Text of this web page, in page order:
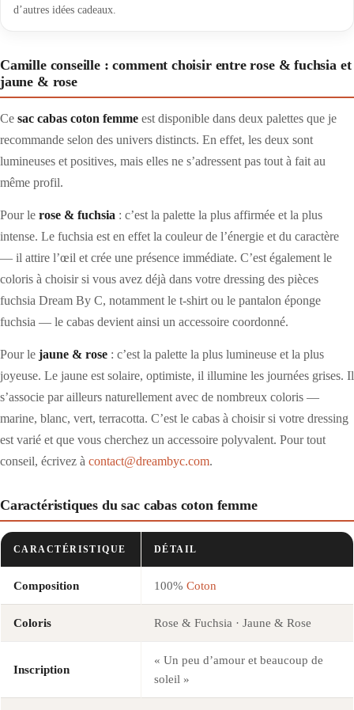
d’autres idées cadeaux.
Camille conseille : comment choisir entre rose & fuchsia et
jaune & rose
Ce sac cabas coton femme est disponible dans deux palettes que je
recommande selon des univers distincts. En effet, les deux sont
lumineuses et positives, mais elles ne s’adressent pas tout à fait au
même profil.
Pour le rose & fuchsia : c’est la palette la plus affirmée et la plus
intense. Le fuchsia est en effet la couleur de l’énergie et du caractère
— il attire l’œil et crée une présence immédiate. C’est également le
coloris à choisir si vous avez déjà dans votre dressing des pièces
fuchsia Dream By C, notamment le t-shirt ou le pantalon éponge
fuchsia — le cabas devient ainsi un accessoire coordonné.
Pour le jaune & rose : c’est la palette la plus lumineuse et la plus
joyeuse. Le jaune est solaire, optimiste, il illumine les journées grises. Il
s’associe par ailleurs naturellement avec de nombreux coloris —
marine, blanc, vert, terracotta. C’est le cabas à choisir si votre dressing
est varié et que vous cherchez un accessoire polyvalent. Pour tout
conseil, écrivez à contact@dreambyc.com.
Caractéristiques du sac cabas coton femme
CARACTÉRISTIQUE DÉTAIL
Composition 100% Coton
Coloris Rose & Fuchsia · Jaune & Rose
Inscription
« Un peu d’amour et beaucoup de
soleil »